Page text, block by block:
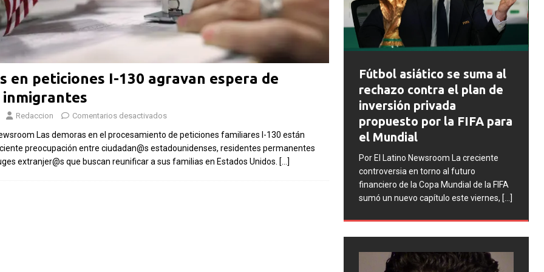
en peticiones I-130 agravan espera de
Redaccion Comentarios desactivados
Las demoras en el procesamiento de peticiones familiares I-130 están
preocupación entre ciudadan@s estadounidenses, residentes permanentes
extranjer@s que buscan reunificar a sus familias en Estados Unidos. […]
Las Islas Malvinas y el
deporte: una historia de
identidad, memoria y
pasión nacional
Por El Latino Newsroom El deporte ha
sido, a lo largo de la historia, mucho más
atletas. En numerosas[...]
Fútbol asiático se suma al
rechazo contra el plan de
propuesto por la FIFA para
el Mundial
Por El Latino Newsroom La creciente
financiero de la Copa Mundial de la FIFA
[...]
FIFA abre expedientes
disciplinarios contra
Argentina tras los
incidentes en la final del
Mundial 2026
Por El Latino Newsroom La FIFA inició
una serie de procesos disciplinarios
contra la Asociación del Fútbol
Argentino (AFA), cuatro integrantes de